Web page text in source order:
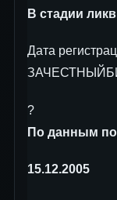
В стадии
Дата
?
По данным
15.12.2005